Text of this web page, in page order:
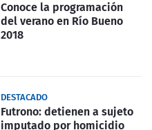
Conoce la programación
del verano en Río Bueno
2018
DESTACADO
Futrono: detienen a sujeto
imputado por homicidio